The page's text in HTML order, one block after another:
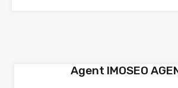
Agent IMOSEO